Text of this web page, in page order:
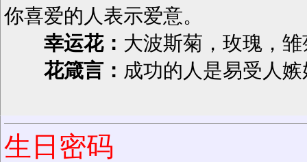
你喜爱的人表示爱意。
幸运花： 大波斯菊，玫瑰，
花箴言： 成功的人是易受人
生日密码